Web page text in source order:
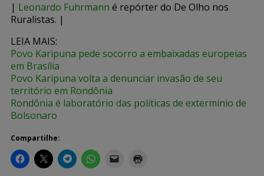
| Leonardo Fuhrmann é repórter do De Olho nos
Ruralistas. |
LEIA MAIS:
Povo Karipuna pede socorro a embaixadas europeias
em Brasília
Povo Karipuna volta a denunciar invasão de seu
território em Rondônia
Rondônia é laboratório das políticas de extermínio de
Bolsonaro
Compartilhe: